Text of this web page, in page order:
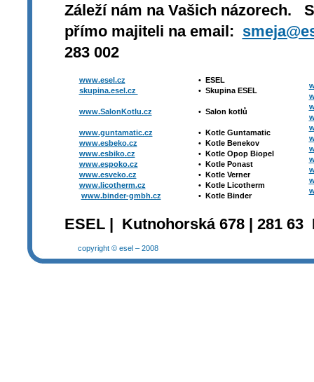
Záleží nám na Vašich názorech.
přímo majiteli na email:
283 002
www.esel.cz
skupina.esel.cz
www.SalonKotlu.cz
www.guntamatic.cz
www.esbeko.cz
www.esbiko.cz
www.espoko.cz
www.esveko.cz
www.licotherm.cz
www.binder-gmbh.cz
• ESEL
• Skupina ESEL
• Salon kotlů
• Kotle Guntamatic
• Kotle Benekov
• Kotle Opop Biopel
• Kotle Ponast
• Kotle Verner
• Kotle Licotherm
• Kotle Binder
ESEL | Kutnohorská 678 | 281
copyright © esel – 2008